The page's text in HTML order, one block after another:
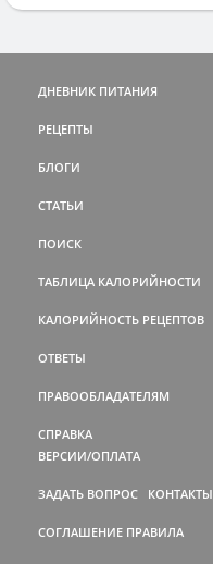
ДНЕВНИК ПИТАНИЯ
РЕЦЕПТЫ
БЛОГИ
СТАТЬИ
ПОИСК
ТАБЛИЦА КАЛОРИЙНОСТИ
КАЛОРИЙНОСТЬ РЕЦЕПТОВ
ОТВЕТЫ
ПРАВООБЛАДАТЕЛЯМ
СПРАВКА
ВЕРСИИ/ОПЛАТА
ЗАДАТЬ ВОПРОС КОНТАКТЫ
СОГЛАШЕНИЕ ПРАВИЛА